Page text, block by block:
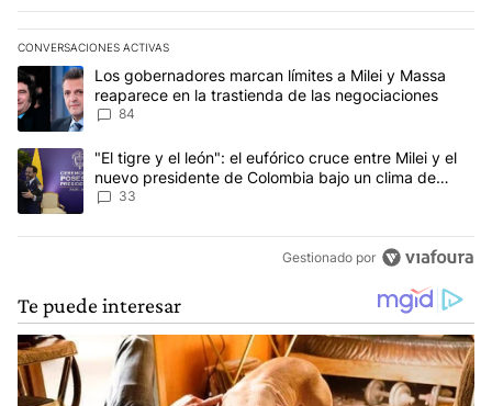
CONVERSACIONES ACTIVAS
Este listado muestra los artículos con más comentarios en los
Un artículo de tendencia con el título "Los gobernadores
Los gobernadores marcan límites a Milei y Massa
reaparece en la trastienda de las negociaciones
84
Un artículo de tendencia con el título ""El tigre y el león": el
"El tigre y el león": el eufórico cruce entre Milei y el
nuevo presidente de Colombia bajo un clima de
máxima tensión
33
Gestionado por